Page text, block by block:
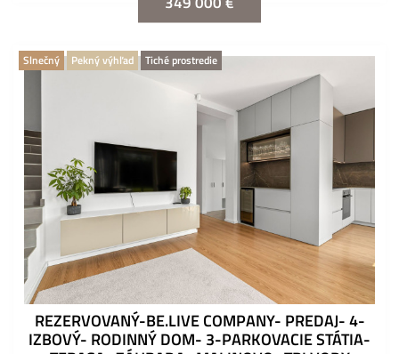
Slnečný Pekný výhľad Tiché prostredie
REZERVOVANÝ-BE.LIVE COMPANY- PREDAJ- 4-
IZBOVÝ- RODINNÝ DOM- 3-PARKOVACIE STÁTIA-